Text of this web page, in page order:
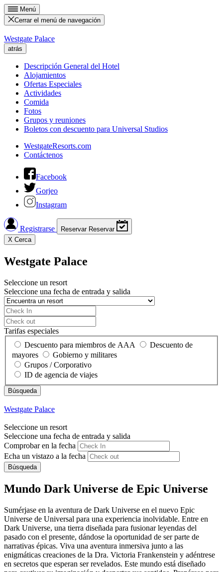
Menú
Cerrar el menú de navegación
Westgate Palace
atrás
Descripción General del Hotel
Alojamientos
Ofertas Especiales
Actividades
Comida
Fotos
Grupos y reuniones
Boletos con descuento para Universal Studios
WestgateResorts.com
Contáctenos
Facebook
Gorjeo
Instagram
Registrarse Reservar Reservar
X Cerca
Westgate Palace
Seleccione un resort
Seleccione una fecha de entrada y salida
Tarifas especiales
Descuento para miembros de AAA
Descuento de
mayores
Gobierno y militares
Grupos / Corporativo
ID de agencia de viajes
Westgate Palace
Seleccione un resort
Seleccione una fecha de entrada y salida
Comprobar en la fecha
Echa un vistazo a la fecha
Búsqueda
Mundo Dark Universe de Epic Universe
Sumérjase en la aventura de Dark Universe en el nuevo Epic
Universe de Universal para una experiencia inolvidable. Entre en
Dark Universe, una tierra diseñada para fusionar leyendas del
pasado con el presente, dándose la oportunidad de ser parte de
narrativas épicas. Viva una aventura inmersiva junto a las
enigmáticas creaciones de la Dra. Victoria Frankenstein y adéntrese
en secretos que esperan ser revelados. Este mundo está diseñado